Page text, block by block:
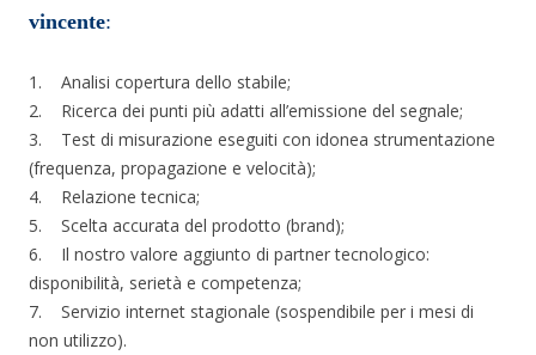
vincente:
1. Analisi copertura dello stabile;
2. Ricerca dei punti più adatti all’emissione del segnale;
3. Test di misurazione eseguiti con idonea strumentazione
(frequenza, propagazione e velocità);
4. Relazione tecnica;
5. Scelta accurata del prodotto (brand);
6. Il nostro valore aggiunto di partner tecnologico:
disponibilità, serietà e competenza;
7. Servizio internet stagionale (sospendibile per i mesi di
non utilizzo).